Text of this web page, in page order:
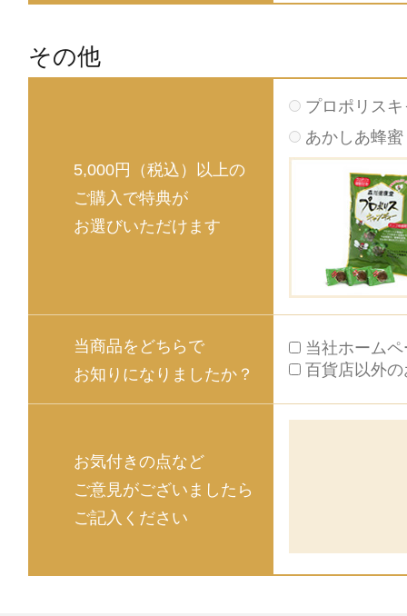
その他
5,000円（税込）以上の
ご購入で特典が
お選びいただけます
プロポリス
あかしあ蜂
当商品をどちらで
お知りになりましたか？
当社ホーム
百貨店以外
お気付きの点など
ご意見がございましたら
ご記入ください